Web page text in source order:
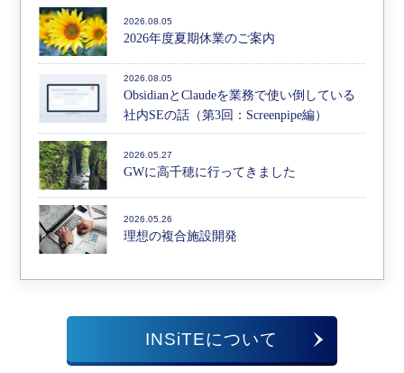
2026.08.05
2026年度夏期休業のご案内
2026.08.05
ObsidianとClaudeを業務で使い倒している
社内SEの話（第3回：Screenpipe編）
2026.05.27
GWに高千穂に行ってきました
2026.05.26
理想の複合施設開発
INSiTEについて